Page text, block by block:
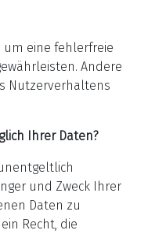
um eine fehlerfreie
Andere
Nutzerverhaltens
Ihrer Daten?
und Zweck Ihrer
Daten zu
Recht, die